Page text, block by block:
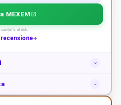
MEXEM
capital is at risk.
recensione